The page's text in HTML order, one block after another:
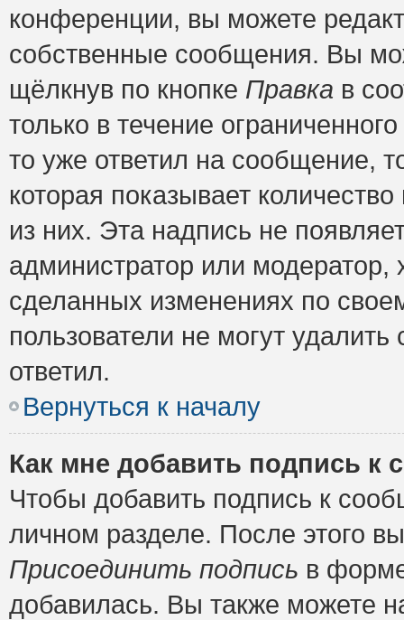
конференции, вы можете
собственные сообщения. Вы
щёлкнув по кнопке Правка в
только в течение
то уже ответил на сообщение,
которая показывает
из них. Эта надпись не
администратор или модератор,
сделанных изменениях по
пользователи не могут
ответил.
Вернуться к началу
Как мне добавить подпись к
Чтобы добавить подпись к
личном разделе. После этого
Присоединить подпись в
добавилась. Вы также можете